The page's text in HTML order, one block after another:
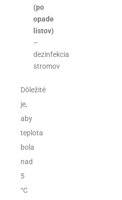
(po
opade
listov)
–
dezinfekcia
stromov
Dôležité
je,
aby
teplota
bola
nad
5
°C